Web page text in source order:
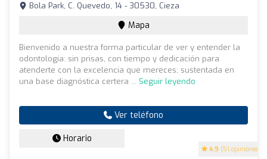
4.9 (51 opiniones)
Bola Park, C. Quevedo, 14 - 30530, Cieza
Mapa
Bienvenido a nuestra forma particular de ver y entender la
odontología: sin prisas, con tiempo y dedicación para
atenderte con la excelencia que mereces; sustentada en
una base diagnóstica certera ... Seguir leyendo
Ver teléfono
Horario